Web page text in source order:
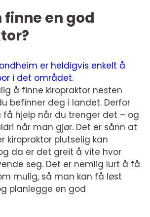
finne en god
er heldigvis enkelt å
i det området.
å finne kiropraktor nesten
befinner deg i landet. Derfor
få hjelp når du trenger det – og
når man gjør. Det er sånn at
kiropraktor plutselig kan
da er det greit å vite hvor
seg. Det er nemlig lurt å få
mulig, så man kan få løst
planlegge en god